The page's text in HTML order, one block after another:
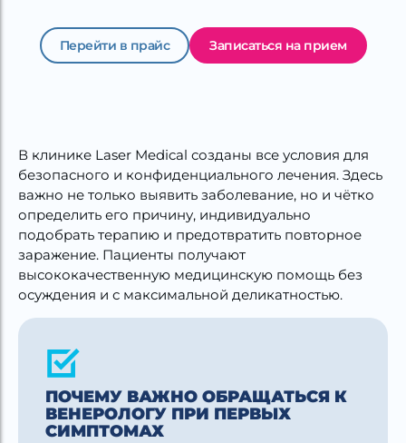
Перейти в прайс Записаться на прием
В клинике Laser Medical созданы все условия для
безопасного и конфиденциального лечения. Здесь
важно не только выявить заболевание, но и чётко
определить его причину, индивидуально
подобрать терапию и предотвратить повторное
заражение. Пациенты получают
высококачественную медицинскую помощь без
осуждения и с максимальной деликатностью.
ПОЧЕМУ ВАЖНО ОБРАЩАТЬСЯ К
ВЕНЕРОЛОГУ ПРИ ПЕРВЫХ
СИМПТОМАХ